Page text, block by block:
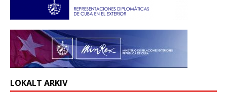
LOKALT ARKIV